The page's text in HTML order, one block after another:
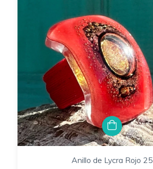
Anillo de Lycra Rojo 25